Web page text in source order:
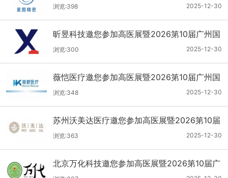
州国际医疗器械设计与制造技术展
2025-12-30
浏览:398
昕昱科技邀您参加高医展暨2026第10届广州国
际医疗器械设计与制造技术展
2025-12-30
浏览:300
薇恺医疗邀您参加高医展暨2026第10届广州国
际医疗器械设计与制造技术展
2025-12-30
浏览:348
苏州沃美达医疗邀您参加高医展暨2026第10届
广州国际医疗器械设计与制造技术展
2025-12-30
浏览:363
北京万化科技邀您参加高医展暨2026第10届广